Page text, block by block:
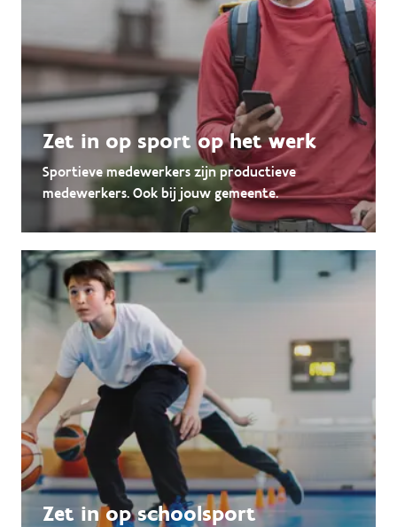
Zet in op sport op het werk
Sportieve medewerkers zijn productieve
medewerkers. Ook bij jouw gemeente.
Zet in op schoolsport